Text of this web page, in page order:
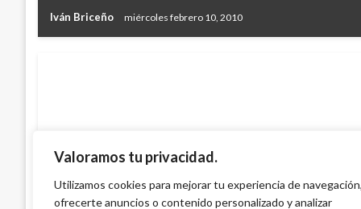
Valoramos tu privacidad.
Utilizamos cookies para mejorar tu experiencia de navegación,
ofrecerte anuncios o contenido personalizado y analizar
Iván Briceño miércoles febrero 10, 2010
NACIONAL
Resultados de las loterías y chances de